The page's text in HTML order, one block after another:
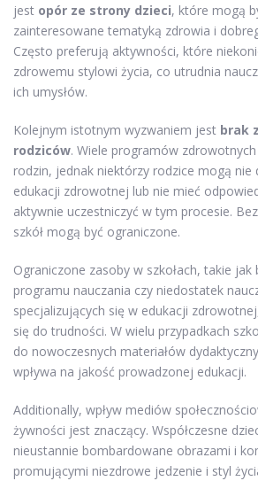
jest opór ze strony dzieci, które mogą
zainteresowane tematyką zdrowia i
Często preferują aktywności, które
zdrowemu stylowi życia, co utrudnia
ich umysłów.
Kolejnym istotnym wyzwaniem jest brak
rodziców. Wiele programów
rodzin, jednak niektórzy rodzice mogą nie
edukacji zdrowotnej lub nie mieć
aktywnie uczestniczyć w tym procesie.
szkół mogą być ograniczone.
Ograniczone zasoby w szkołach, takie
programu nauczania czy niedostatek
specjalizujących się w edukacji
się do trudności. W wielu przypadkach
do nowoczesnych materiałów
wpływa na jakość prowadzonej edukacji.
Additionally, wpływ mediów
żywności jest znaczący. Współczesne
nieustannie bombardowane obrazami i
promującymi niezdrowe jedzenie i styl